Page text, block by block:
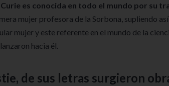
Curie es conocida en todo el mundo por su
mujer profesora de la Sorbona, supliendo
mujer y este referente en el mundo de la
hacia él.
de sus letras surgieron